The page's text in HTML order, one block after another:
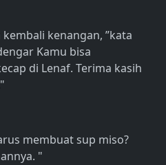
kenangan, ”kata
Kamu bisa
di Lenaf. Terima kasih
membuat sup miso?
"